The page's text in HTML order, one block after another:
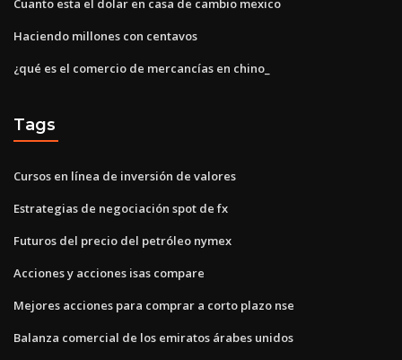
Cuanto esta el dolar en casa de cambio mexico
Haciendo millones con centavos
¿qué es el comercio de mercancías en chino_
Tags
Cursos en línea de inversión de valores
Estrategias de negociación spot de fx
Futuros del precio del petróleo nymex
Acciones y acciones isas compare
Mejores acciones para comprar a corto plazo nse
Balanza comercial de los emiratos árabes unidos